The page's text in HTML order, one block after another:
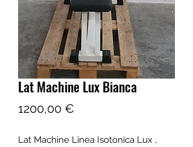
Lat Machine Lux Bianca
1200,00 €
Lat Machine Linea Isotonica Lux ,